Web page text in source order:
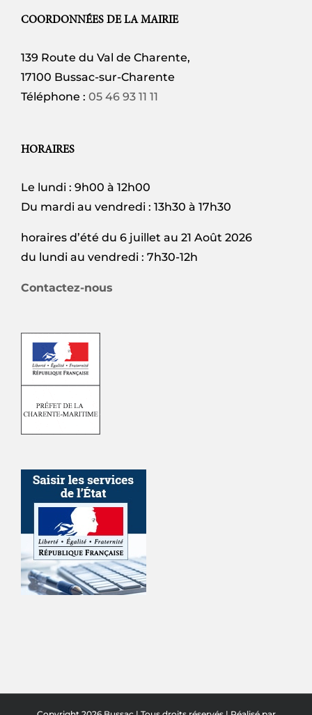
COORDONNÉES DE LA MAIRIE
139 Route du Val de Charente,
17100 Bussac-sur-Charente
Téléphone : 05 46 93 11 11
HORAIRES
Le lundi : 9h00 à 12h00
Du mardi au vendredi : 13h30 à 17h30
horaires d’été du 6 juillet au 21 Août 2026
du lundi au vendredi : 7h30-12h
Contactez-nous